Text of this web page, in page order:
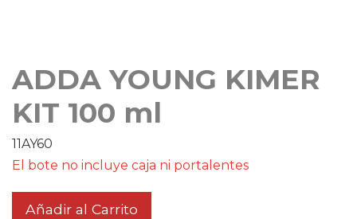
ADDA YOUNG KIMER
KIT 100 ml
11AY60
El bote no incluye caja ni portalentes
Añadir al Carrito